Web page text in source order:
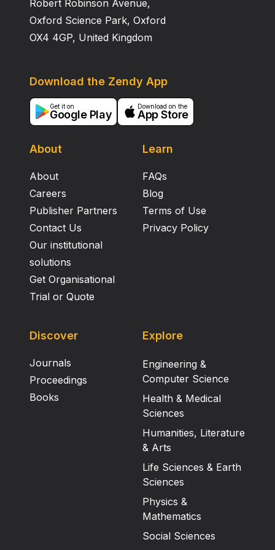
Robert Robinson Avenue,
Oxford Science Park, Oxford
OX4 4GP, United Kingdom
About
About
Careers
Publisher Partners
Contact Us
Our institutional
solutions
Get Organisational
Trial or Quote
Learn
FAQs
Blog
Terms of Use
Privacy Policy
Download the Zendy App
Get it on
Google Play
Download on the
App Store
Discover
Journals
Proceedings
Books
Explore
Engineering &
Computer Science
Health & Medical
Sciences
Humanities, Literature
& Arts
Life Sciences & Earth
Sciences
Physics &
Mathematics
Social Sciences